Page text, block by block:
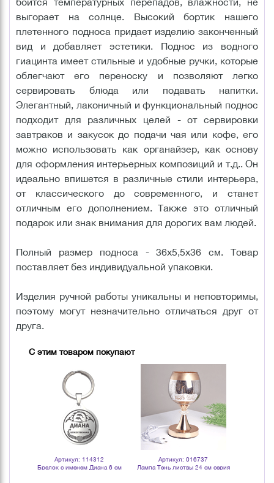
выгорает на солнце. Высокий бортик нашего
плетенного подноса придает изделию законченный
вид и добавляет эстетики. Поднос из водного
гиацинта имеет стильные и удобные ручки, которые
облегчают его переноску и позволяют легко
сервировать блюда или подавать напитки.
Элегантный, лаконичный и функциональный поднос
подходит для различных целей - от сервировки
завтраков и закусок до подачи чая или кофе, его
можно использовать как органайзер, как основу
для оформления интерьерных композиций и т.д.. Он
идеально впишется в различные стили интерьера,
от классического до современного, и станет
отличным его дополнением. Также это отличный
подарок или знак внимания для дорогих вам людей.
Полный размер подноса - 36х5,5х36 см. Товар
поставляет без индивидуальной упаковки.
Изделия ручной работы уникальны и неповторимы,
поэтому могут незначительно отличаться друг от
друга.
С этим товаром покупают
Артикул: 114312
Брелок с именем Диана 6 см
Артикул: 016737
Лампа Тень листвы 24 см серия